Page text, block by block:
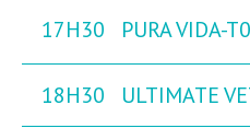
17H30 PURA VIDA-
18H30 ULTIMATE